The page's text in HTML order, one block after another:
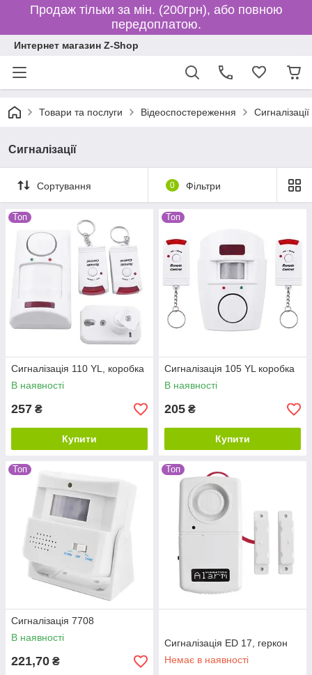
Продаж тільки за мін. (200грн), або повною
передоплатою.
Интернет магазин Z-Shop
Товари та послуги Відеоспостереження Сигналізації
Сигналізації
Сортування 0 Фільтри
Топ
Сигналізація 110 YL, коробка
В наявності
257 ₴
Купити
Топ
Сигналізація 105 YL коробка
В наявності
205 ₴
Купити
Топ
Сигналізація 7708
В наявності
221,70 ₴
Топ
Сигналізація ED 17, геркон
Немає в наявності